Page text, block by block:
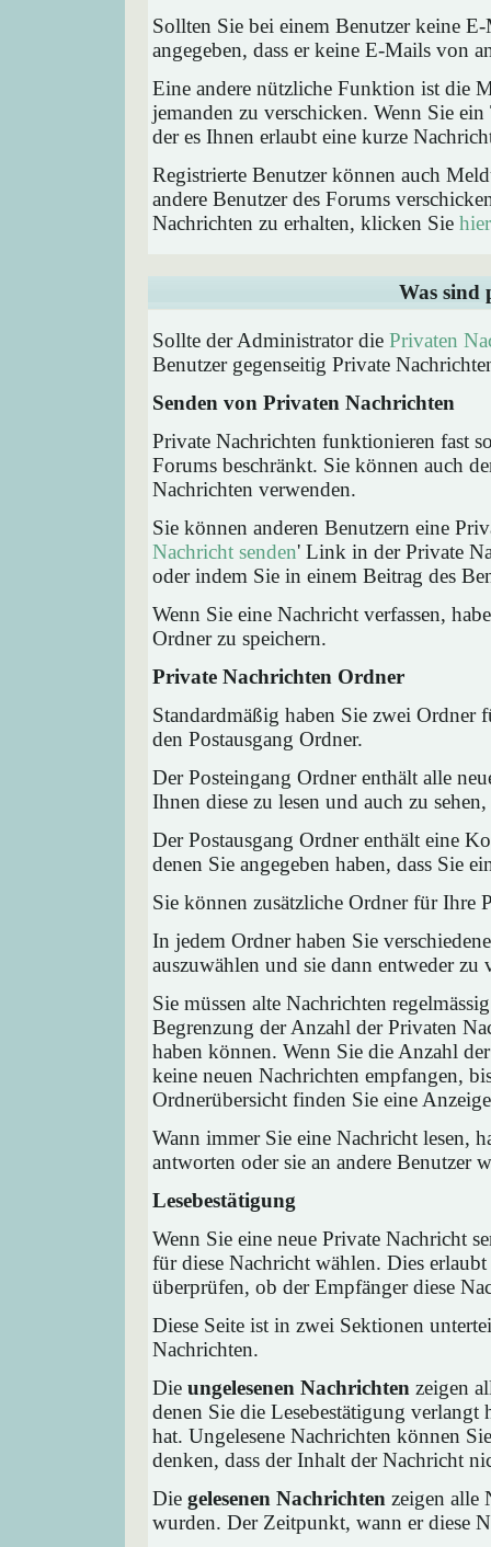
Sollten Sie bei einem Benutzer keine
angegeben, dass er keine E-Mails von
Eine andere nützliche Funktion ist die
jemanden zu verschicken. Wenn Sie
der es Ihnen erlaubt eine kurze
Registrierte Benutzer können auch
andere Benutzer des Forums
Nachrichten zu erhalten, klicken Sie hier
Was sind
Sollte der Administrator die Privaten
Benutzer gegenseitig Private
Senden von Privaten Nachrichten
Private Nachrichten funktionieren fast
Forums beschränkt. Sie können auch
Nachrichten verwenden.
Sie können anderen Benutzern eine
Nachricht senden' Link in der Private
oder indem Sie in einem Beitrag des
Wenn Sie eine Nachricht verfassen,
Ordner zu speichern.
Private Nachrichten Ordner
Standardmäßig haben Sie zwei Ordner
den Postausgang Ordner.
Der Posteingang Ordner enthält alle
Ihnen diese zu lesen und auch zu
Der Postausgang Ordner enthält eine
denen Sie angegeben haben, dass Sie
Sie können zusätzliche Ordner für Ihre
In jedem Ordner haben Sie
auszuwählen und sie dann entweder
Sie müssen alte Nachrichten
Begrenzung der Anzahl der Privaten
haben können. Wenn Sie die Anzahl
keine neuen Nachrichten empfangen,
Ordnerübersicht finden Sie eine
Wann immer Sie eine Nachricht lesen,
antworten oder sie an andere Benutzer
Lesebestätigung
Wenn Sie eine neue Private Nachricht
für diese Nachricht wählen. Dies
überprüfen, ob der Empfänger diese
Diese Seite ist in zwei Sektionen
Nachrichten.
Die ungelesenen Nachrichten zeigen
denen Sie die Lesebestätigung verlangt
hat. Ungelesene Nachrichten können
denken, dass der Inhalt der Nachricht
Die gelesenen Nachrichten zeigen alle
wurden. Der Zeitpunkt, wann er diese